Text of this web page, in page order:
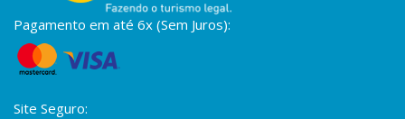
Pagamento em até 6x (Sem Juros):
Site Seguro: